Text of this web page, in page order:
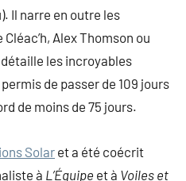
Il narre en outre les
Alex Thomson ou
les incroyables
de passer de 109 jours
de moins de 75 jours.
Solar et a été coécrit
à L’Équipe et à Voiles et